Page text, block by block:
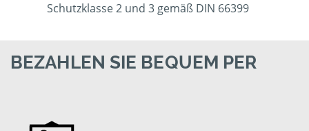
Schutzklasse 2 und 3 gemäß DIN 66399
BEZAHLEN SIE BEQUEM PER